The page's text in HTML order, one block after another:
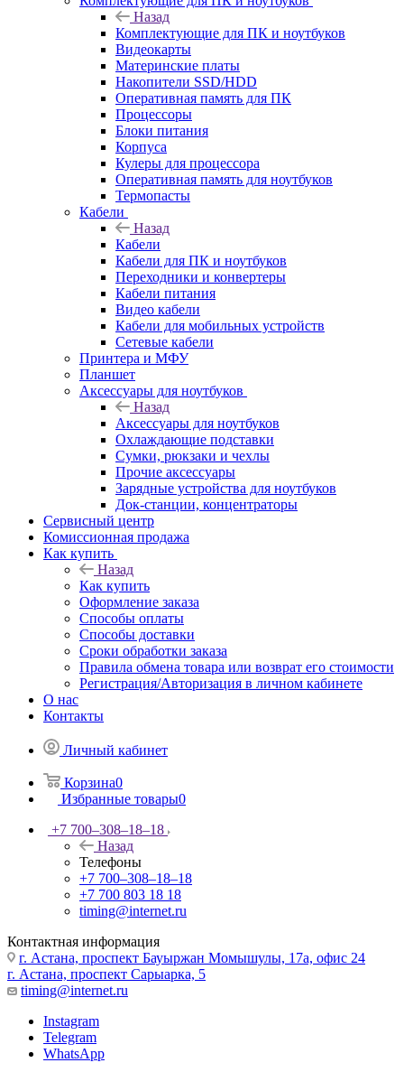
Назад
Комплектующие для ПК и ноутбуков
Видеокарты
Материнские платы
Накопители SSD/HDD
Оперативная память для ПК
Процессоры
Блоки питания
Корпуса
Кулеры для процессора
Оперативная память для ноутбуков
Термопасты
Кабели
Назад
Кабели
Кабели для ПК и ноутбуков
Переходники и конвертеры
Кабели питания
Видео кабели
Кабели для мобильных устройств
Сетевые кабели
Принтера и МФУ
Планшет
Аксессуары для ноутбуков
Назад
Аксессуары для ноутбуков
Охлаждающие подставки
Сумки, рюкзаки и чехлы
Прочие аксессуары
Зарядные устройства для ноутбуков
Док-станции, концентраторы
Сервисный центр
Комиссионная продажа
Как купить
Назад
Как купить
Оформление заказа
Способы оплаты
Способы доставки
Сроки обработки заказа
Правила обмена товара или возврат его стоимости
Регистрация/Авторизация в личном кабинете
О нас
Контакты
Личный кабинет
Корзина0
Избранные товары0
+7 700‒308‒18‒18
Назад
Телефоны
+7 700‒308‒18‒18
+7 700 803 18 18
timing@internet.ru
Контактная информация
г. Астана, проспект Бауыржан Момышулы, 17а, офис 24
г. Астана, проспект Сарыарка, 5
timing@internet.ru
Instagram
Telegram
WhatsApp